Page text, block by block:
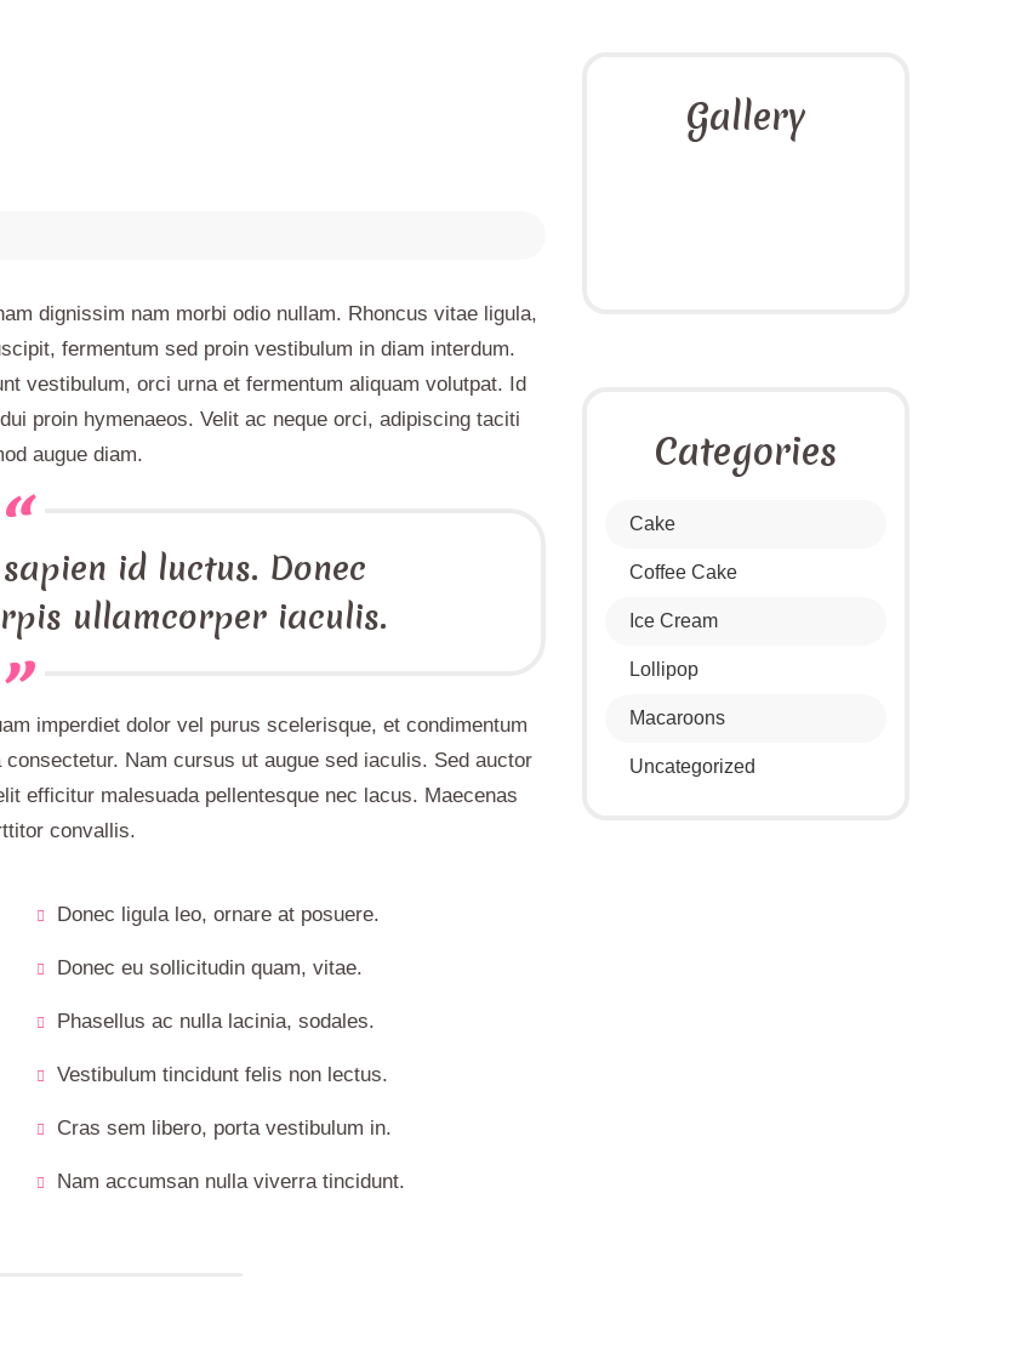
Gallery
Categories
Cake
Coffee Cake
Ice Cream
Lollipop
Macaroons
Uncategorized
dignissim nam morbi odio nullam. Rhoncus vitae ligula,
fermentum sed proin vestibulum in diam interdum.
vestibulum, orci urna et fermentum aliquam volutpat. Id
proin hymenaeos. Velit ac neque orci, adipiscing taciti
augue diam.
id luctus. Donec
ullamcorper iaculis.
imperdiet dolor vel purus scelerisque, et condimentum
Nam cursus ut augue sed iaculis. Sed auctor
efficitur malesuada pellentesque nec lacus. Maecenas
convallis.
Donec ligula leo, ornare at posuere.
Donec eu sollicitudin quam, vitae.
Phasellus ac nulla lacinia, sodales.
Vestibulum tincidunt felis non lectus.
Cras sem libero, porta vestibulum in.
Nam accumsan nulla viverra tincidunt.